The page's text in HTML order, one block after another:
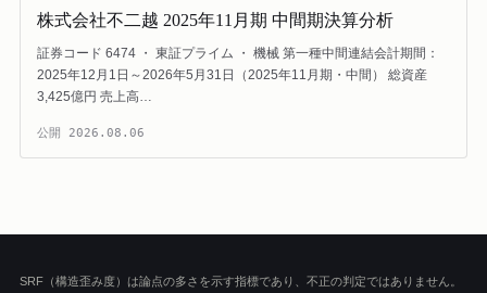
株式会社不二越 2025年11月期 中間期決算分析
証券コード 6474 ・ 東証プライム ・ 機械 第一種中間連結会計期間：
2025年12月1日～2026年5月31日（2025年11月期・中間） 総資産
3,425億円 売上高…
公開 2026.08.06
SRF（構造歪み度）は論点の多さを示す指標であり、不正の判定ではありません。